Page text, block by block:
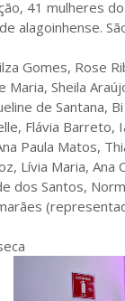
41 mulheres
alagoinhense.
Gomes, Rose
Maria, Sheila
de Santana,
Flávia Barreto,
Paula Matos,
Lívia Maria, Ana
dos Santos,